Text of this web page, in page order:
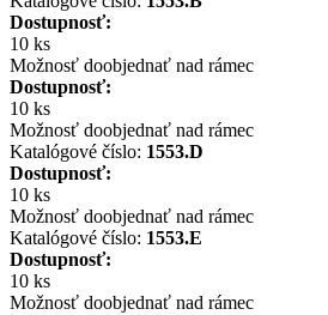
Dostupnosť:
10 ks
Možnosť doobjednať nad rámec
Dostupnosť:
10 ks
Možnosť doobjednať nad rámec
Katalógové číslo: 1553.D
Dostupnosť:
10 ks
Možnosť doobjednať nad rámec
Katalógové číslo: 1553.E
Dostupnosť:
10 ks
Možnosť doobjednať nad rámec